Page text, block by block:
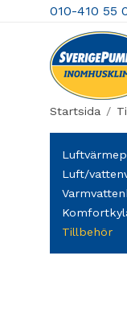
010-410 55
Startsida /
Luft/
Tillbehör